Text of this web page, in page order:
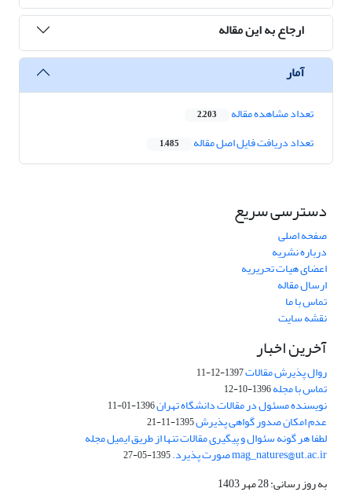
ارجاع به این مقاله
آمار
تعداد مشاهده مقاله 2,203
تعداد دریافت فایل اصل مقاله 1,485
دسترسی سریع
صفحه اصلی
درباره نشریه
اعضای هیات تحریریه
ارسال مقاله
تماس با ما
نقشه سایت
آخرین اخبار
روال پذیرش مقالات1397-12-11
تماس با مجله1396-10-12
نویسنده مسئول در مقالات دانشگاه تهران1396-01-11
عدم امکان صدور گواهی پذیرش1395-11-21
لطفا هر گونه سئوال و پیگیری مقالات تنها از طریق ایمیل مجله
mag_natures@ut.ac.ir صورت پذیرد. 1395-05-27
به روز رسانی: 28 مهر 1403